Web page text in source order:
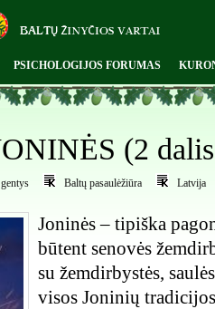
PSICHOLOGIJOS FORUMAS
(2
Baltų pasaulėžiūra Latvija
Joninės – tipiška
būtent senovės
su žemdirbystės,
visos Joninių